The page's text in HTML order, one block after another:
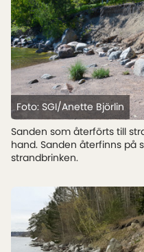
Sanden som återförts till
hand. Sanden återfinns på
strandbrinken.
Foto: SGI/Anette Björlin